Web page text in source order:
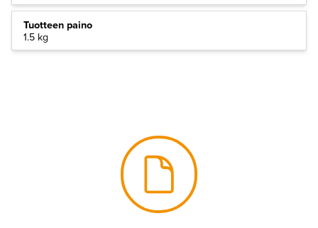
Tuotteen paino
1.5 kg